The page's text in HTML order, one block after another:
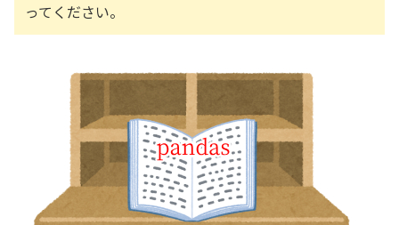
ってください。